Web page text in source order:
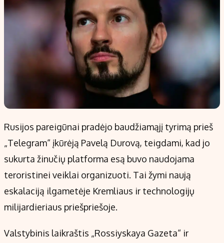
Saulės elektrinės
Indėlių skaičiuoklė
Būsto finansai
Įdomios naujienos
Apie mus
Redakcijos politika
Privatumo politika
Turinio žymėjimo taisyklės
Rusijos pareigūnai pradėjo baudžiamąjį tyrimą prieš
„Telegram“ įkūrėją Pavelą Durovą, teigdami, kad jo
sukurta žinučių platforma esą buvo naudojama
teroristinei veiklai organizuoti. Tai žymi naują
eskalaciją ilgametėje Kremliaus ir technologijų
milijardieriaus priešpriešoje.
Valstybinis laikraštis „Rossiyskaya Gazeta“ ir